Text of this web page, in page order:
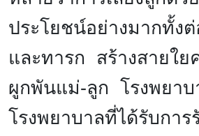
ประโยชน์อย่างมากทั้ง
และทารก สร้างสายใย
ผูกพันแม่-ลูก โรงพยาบ
โรงพยาบาลที่ได้รับการ